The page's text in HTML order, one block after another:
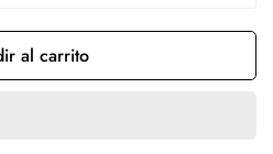
al carrito